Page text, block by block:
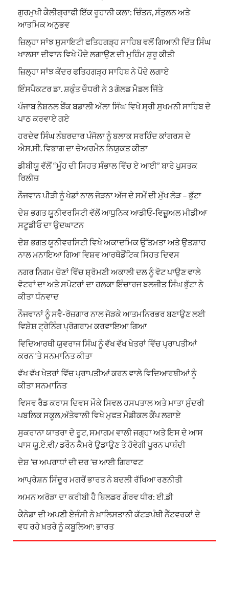
ਗੁਰਮੁਖੀ ਕੈਲੀਗ੍ਰਾਫੀ ਇੱਕ ਰੂਹਾਨੀ ਕਲਾ: ਚਿੰਤਨ, ਸੰਤੁਲਨ ਅਤੇ
ਆਤਮਿਕ ਅਨੁਭਵ
ਜ਼ਿਲ੍ਹਾ ਸਾਂਝ ਸੁਸਾਇਟੀ ਫਤਿਹਗੜ੍ਹ ਸਾਹਿਬ ਵਲੋਂ ਗਿਆਨੀ ਦਿੱਤ ਸਿੰਘ
ਖਾਲਸਾ ਦੀਵਾਨ ਵਿਖੇ ਪੌਦੇ ਲਗਾਉਣ ਦੀ ਮੁਹਿੰਮ ਸ਼ੁਰੂ ਕੀਤੀ
ਜ਼ਿਲ੍ਹਾ ਸਾਂਝ ਕੇਂਦਰ ਫਤਿਹਗੜ੍ਹ ਸਾਹਿਬ ਨੇ ਪੌਦੇ ਲਗਾਏ
ਇੰਸਪੈਕਟਰ ਡਾ. ਸ਼ਕੁੰਤ ਚੌਧਰੀ ਨੇ 3 ਗੋਲਡ ਮੈਡਲ ਜਿੱਤੇ
ਪੰਜਾਬ ਨੈਸ਼ਨਲ ਬੈਂਕ ਬਡਾਲੀ ਅੱਲਾ ਸਿੰਘ ਵਿਖੇ ਸ੍ਰੀ ਸੁਖਮਨੀ ਸਾਹਿਬ ਦੇ
ਪਾਠ ਕਰਵਾਏ ਗਏ
ਹਰਦੇਵ ਸਿੰਘ ਨੰਬਰਦਾਰ ਪੰਜੋਲਾ ਨੂੰ ਬਲਾਕ ਸਰਹਿੰਦ ਕਾਂਗਰਸ ਦੇ
ਐਸ.ਸੀ. ਵਿਭਾਗ ਦਾ ਚੇਅਰਮੈਨ ਨਿਯੁਕਤ ਕੀਤਾ
ਡੀਬੀਯੂ ਵੱਲੋਂ “ਮੂੰਹ ਦੀ ਸਿਹਤ ਸੰਭਾਲ ਵਿੱਚ ਏ ਆਈ” ਬਾਰੇ ਪੁਸਤਕ
ਰਿਲੀਜ਼
ਨੌਜਵਾਨ ਪੀੜੀ ਨੂੰ ਖੇਡਾਂ ਨਾਲ ਜੋੜਨਾ ਅੱਜ ਦੇ ਸਮੇਂ ਦੀ ਮੁੱਖ ਲੋੜ – ਭੁੱਟਾ
ਦੇਸ਼ ਭਗਤ ਯੂਨੀਵਰਸਿਟੀ ਵੱਲੋਂ ਆਧੁਨਿਕ ਆਡੀਓ-ਵਿਜ਼ੂਅਲ ਮੀਡੀਆ
ਸਟੂਡੀਓ ਦਾ ਉਦਘਾਟਨ
ਦੇਸ਼ ਭਗਤ ਯੂਨੀਵਰਸਿਟੀ ਵਿਖੇ ਅਕਾਦਮਿਕ ਉੱਤਮਤਾ ਅਤੇ ਉਤਸ਼ਾਹ
ਨਾਲ ਮਨਾਇਆ ਗਿਆ ਵਿਸ਼ਵ ਆਰਥੋਡੌਂਟਿਕ ਸਿਹਤ ਦਿਵਸ
ਨਗਰ ਨਿਗਮ ਚੋਣਾਂ ਵਿੱਚ ਸ਼੍ਰੋਮਣੀ ਅਕਾਲੀ ਦਲ ਨੂੰ ਵੋਟ ਪਾਉਣ ਵਾਲੇ
ਵੋਟਰਾਂ ਦਾ ਅਤੇ ਸਪੋਟਰਾਂ ਦਾ ਹਲਕਾ ਇੰਚਾਰਜ ਬਲਜੀਤ ਸਿੰਘ ਭੁੱਟਾ ਨੇ
ਕੀਤਾ ਧੰਨਵਾਦ
ਨੌਜਵਾਨਾਂ ਨੂੰ ਸਵੈ-ਰੋਜ਼ਗਾਰ ਨਾਲ ਜੋੜਕੇ ਆਤਮਨਿਰਭਰ ਬਣਾਉਣ ਲਈ
ਵਿਸ਼ੇਸ਼ ਟ੍ਰੇਨਿੰਗ ਪ੍ਰੋਗਰਾਮ ਕਰਵਾਇਆ ਗਿਆ
ਵਿਦਿਆਰਥੀ ਯੁਵਰਾਜ ਸਿੰਘ ਨੂੰ ਵੱਖ ਵੱਖ ਖੇਤਰਾਂ ਵਿੱਚ ਪ੍ਰਾਪਤੀਆਂ
ਕਰਨ ‘ਤੇ ਸਨਮਾਨਿਤ ਕੀਤਾ
ਵੱਖ ਵੱਖ ਖੇਤਰਾਂ ਵਿੱਚ ਪ੍ਰਾਪਤੀਆਂ ਕਰਨ ਵਾਲੇ ਵਿਦਿਆਰਥੀਆਂ ਨੂੰ
ਕੀਤਾ ਸਨਮਾਨਿਤ
ਵਿਸਵ ਰੈਡ ਕਰਾਸ ਦਿਵਸ ਮੌਕੇ ਸਿਵਲ ਹਸਪਤਾਲ ਅਤੇ ਮਾਤਾ ਸੁੰਦਰੀ
ਪਬਲਿਕ ਸਕੂਲ,ਅੱਤੇਵਾਲੀ ਵਿਖੇ ਮੁਫਤ ਮੈਡੀਕਲ ਕੈਂਪ ਲਗਾਏ
ਸੁਕਰਾਨਾ ਯਾਤਰਾ ਦੇ ਰੂਟ, ਸਮਾਗਮ ਵਾਲੀ ਜਗ੍ਹਾ ਅਤੇ ਇਸ ਦੇ ਆਸ
ਪਾਸ ਯੂ.ਏ.ਵੀ/ ਡਰੌਨ ਕੈਮਰੇ ਉਡਾਉਣ ਤੇ ਹੋਵੇਗੀ ਪੂਰਨ ਪਾਬੰਦੀ
ਦੇਸ਼ ‘ਚ ਅਪਰਾਧਾਂ ਦੀ ਦਰ ‘ਚ ਆਈ ਗਿਰਾਵਟ
ਆਪ੍ਰੇਸ਼ਨ ਸਿੰਦੂਰ ਮਗਰੋਂ ਭਾਰਤ ਨੇ ਬਦਲੀ ਰੱਖਿਆ ਰਣਨੀਤੀ
ਅਮਨ ਅਰੋੜਾ ਦਾ ਕਰੀਬੀ ਹੈ ਬਿਲਡਰ ਗੌਰਵ ਧੀਰ: ਈ.ਡੀ
ਕੈਨੇਡਾ ਦੀ ਅਪਣੀ ਏਜੰਸੀ ਨੇ ਖ਼ਾਲਿਸਤਾਨੀ ਕੱਟੜਪੰਥੀ ਨੈੱਟਵਰਕਾਂ ਦੇ
ਵਧ ਰਹੇ ਖ਼ਤਰੇ ਨੂੰ ਕਬੂਲਿਆ: ਭਾਰਤ